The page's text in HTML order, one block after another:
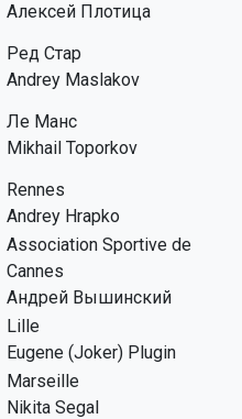
Алексей Плотица
Ред Стар
Andrey Maslakov
Ле Манс
Mikhail Toporkov
Rennes
Andrey Hrapko
Association Sportive de
Cannes
Андрей Вышинский
Lille
Eugene (Joker) Plugin
Marseille
Nikita Segal